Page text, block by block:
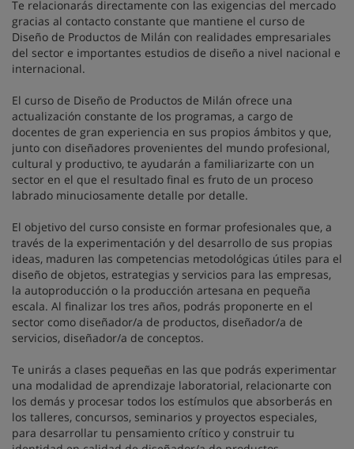
Te relacionarás directamente con las exigencias del mercado
gracias al contacto constante que mantiene el curso de
Diseño de Productos de Milán con realidades empresariales
del sector e importantes estudios de diseño a nivel nacional e
internacional.
El curso de Diseño de Productos de Milán ofrece una
actualización constante de los programas, a cargo de
docentes de gran experiencia en sus propios ámbitos y que,
junto con diseñadores provenientes del mundo profesional,
cultural y productivo, te ayudarán a familiarizarte con un
sector en el que el resultado final es fruto de un proceso
labrado minuciosamente detalle por detalle.
El objetivo del curso consiste en formar profesionales que, a
través de la experimentación y del desarrollo de sus propias
ideas, maduren las competencias metodológicas útiles para el
diseño de objetos, estrategias y servicios para las empresas,
la autoproducción o la producción artesana en pequeña
escala. Al finalizar los tres años, podrás proponerte en el
sector como diseñador/a de productos, diseñador/a de
servicios, diseñador/a de conceptos.
Te unirás a clases pequeñas en las que podrás experimentar
una modalidad de aprendizaje laboratorial, relacionarte con
los demás y procesar todos los estímulos que absorberás en
los talleres, concursos, seminarios y proyectos especiales,
para desarrollar tu pensamiento crítico y construir tu